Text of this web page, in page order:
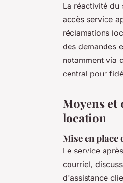
La réactivité du
accès service
réclamations
des demandes
notamment via
central pour
Moyens
location
Mise en
Le service
courriel,
d'assistance